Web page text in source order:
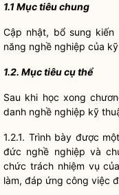
1.1 Mục tiêu chung
Cập nhật, bổ sung
năng nghề nghiệp của
1.2. Mục tiêu cụ thể
Sau khi học xong
danh nghề nghiệp kỹ
1.2.1. Trình bày được
đức nghề nghiệp và
chức trách nhiệm vụ
làm, đáp ứng công việc